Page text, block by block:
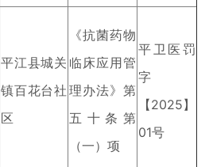
平江县城关
镇百花台社
区
《抗菌药物
临床应用管
理办法》第
五十条第
（一）项
平卫医罚
字
【2025】
01号